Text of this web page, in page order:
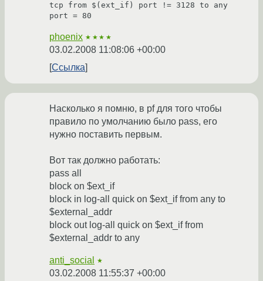
tcp from $(ext_if) port != 3128 to any
port = 80
phoenix ★★★★
03.02.2008 11:08:06 +00:00
Ссылка
Насколько я помню, в pf для того чтобы
правило по умолчанию было pass, его
нужно поставить первым.
Вот так должно работать:
pass all
block on $ext_if
block in log-all quick on $ext_if from any to
$external_addr
block out log-all quick on $ext_if from
$external_addr to any
anti_social ★
03.02.2008 11:55:37 +00:00